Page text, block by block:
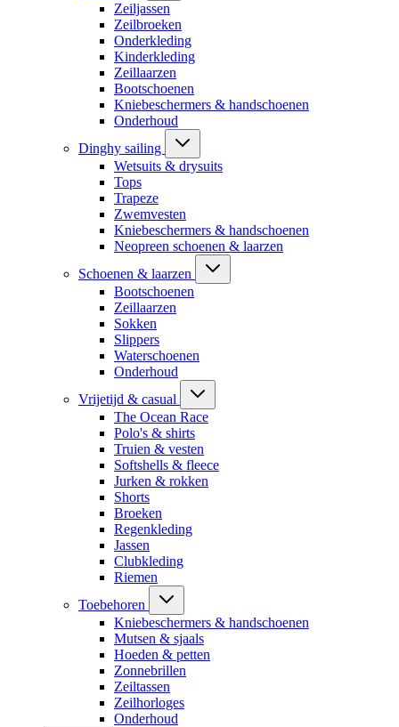
Zeiljassen
Zeilbroeken
Onderkleding
Kinderkleding
Zeillaarzen
Bootschoenen
Kniebeschermers & handschoenen
Onderhoud
Dinghy sailing
Wetsuits & drysuits
Tops
Trapeze
Zwemvesten
Kniebeschermers & handschoenen
Neopreen schoenen & laarzen
Schoenen & laarzen
Bootschoenen
Zeillaarzen
Sokken
Slippers
Waterschoenen
Onderhoud
Vrijetijd & casual
The Ocean Race
Polo's & shirts
Truien & vesten
Softshells & fleece
Jurken & rokken
Shorts
Broeken
Regenkleding
Jassen
Clubkleding
Riemen
Toebehoren
Kniebeschermers & handschoenen
Mutsen & sjaals
Hoeden & petten
Zonnebrillen
Zeiltassen
Zeilhorloges
Onderhoud